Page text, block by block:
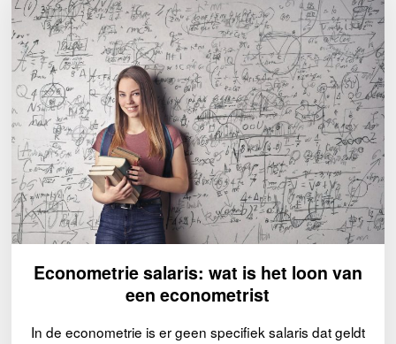
Econometrie salaris: wat is het loon van
een econometrist
In de econometrie is er geen specifiek salaris dat geldt